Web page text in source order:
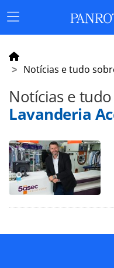
Menu
Principal
Notícias e tudo
Notícias e
Lavanderia